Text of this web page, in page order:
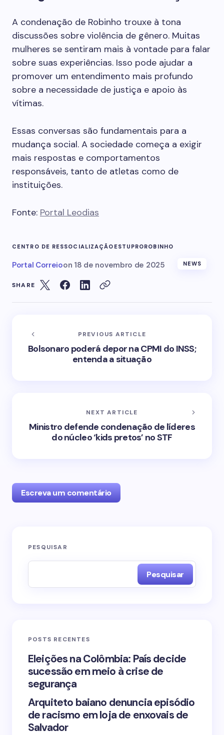
A condenação de Robinho trouxe à tona
discussões sobre violência de gênero. Muitas
mulheres se sentiram mais à vontade para falar
sobre suas experiências. Isso pode ajudar a
promover um entendimento mais profundo
sobre a necessidade de justiça e apoio às
vítimas.
Essas conversas são fundamentais para a
mudança social. A sociedade começa a exigir
mais respostas e comportamentos
responsáveis, tanto de atletas como de
instituições.
Fonte: Portal Leodias
CENTRO DE RESSOCIALIZAÇÃO ESTUPROROBINHO
Portal Correioon 18 de novembro de 2025 NEWS
SHARE
PREVIOUS ARTICLE
Bolsonaro poderá depor na CPMI do INSS;
entenda a situação
NEXT ARTICLE
Ministro defende condenação de líderes
do núcleo ‘kids pretos’ no STF
Escreva um comentário
O seu endereço de e-mail não será publicado.
Your Comment *
Save my name and email in this browser for the
PESQUISAR
Pesquisar
POSTS RECENTES
Eleições na Colômbia: País decide
sucessão em meio à crise de
segurança
Arquiteto baiano denuncia episódio
de racismo em loja de enxovais de
Salvador